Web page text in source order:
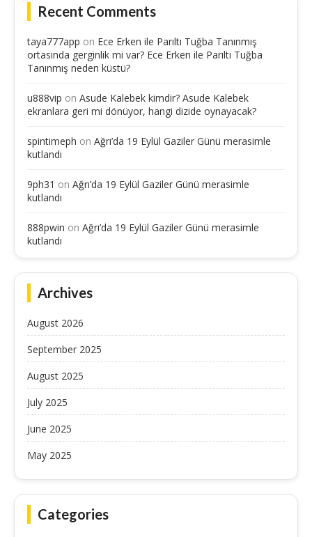
Recent Comments
taya777app on Ece Erken ile Parıltı Tuğba Tanınmış
ortasında gerginlik mi var? Ece Erken ile Parıltı Tuğba
Tanınmış neden küstü?
u888vip on Asude Kalebek kimdir? Asude Kalebek
ekranlara geri mi dönüyor, hangi dizide oynayacak?
spintimeph on Ağrı’da 19 Eylül Gaziler Günü merasimle
kutlandı
9ph31 on Ağrı’da 19 Eylül Gaziler Günü merasimle
kutlandı
888pwin on Ağrı’da 19 Eylül Gaziler Günü merasimle
kutlandı
Archives
August 2026
September 2025
August 2025
July 2025
June 2025
May 2025
Categories